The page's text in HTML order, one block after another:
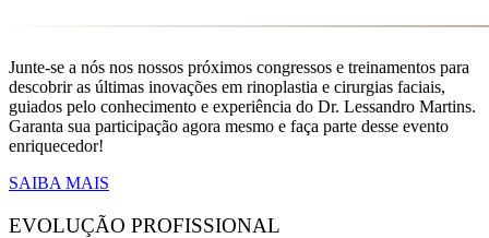
Junte-se a nós nos nossos próximos congressos e treinamentos para
descobrir as últimas inovações em rinoplastia e cirurgias faciais,
guiados pelo conhecimento e experiência do Dr. Lessandro Martins.
Garanta sua participação agora mesmo e faça parte desse evento
enriquecedor!
SAIBA MAIS
EVOLUÇÃO PROFISSIONAL